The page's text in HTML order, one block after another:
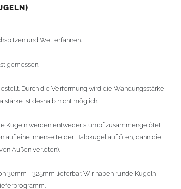
und Wetterfahnen.
gemessen.
Durch die Verformung wird die Wandungsstärke
ist deshalb nicht möglich.
Kugeln werden entweder stumpf zusammengelötet
auf eine Innenseite der Halbkugel auflöten, dann die
Außen verlöten).
30mm - 325mm lieferbar. Wir haben runde Kugeln